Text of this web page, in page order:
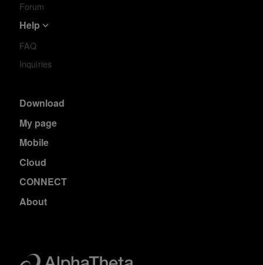
Forum
Help
FAQ
Inquiries
Download
My page
Mobile
Cloud
CONNECT
About